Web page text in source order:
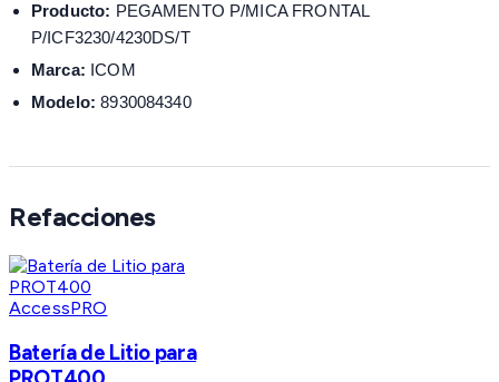
Producto: PEGAMENTO P/MICA FRONTAL
P/ICF3230/4230DS/T
Marca: ICOM
Modelo: 8930084340
Refacciones
AccessPRO
Batería de Litio para